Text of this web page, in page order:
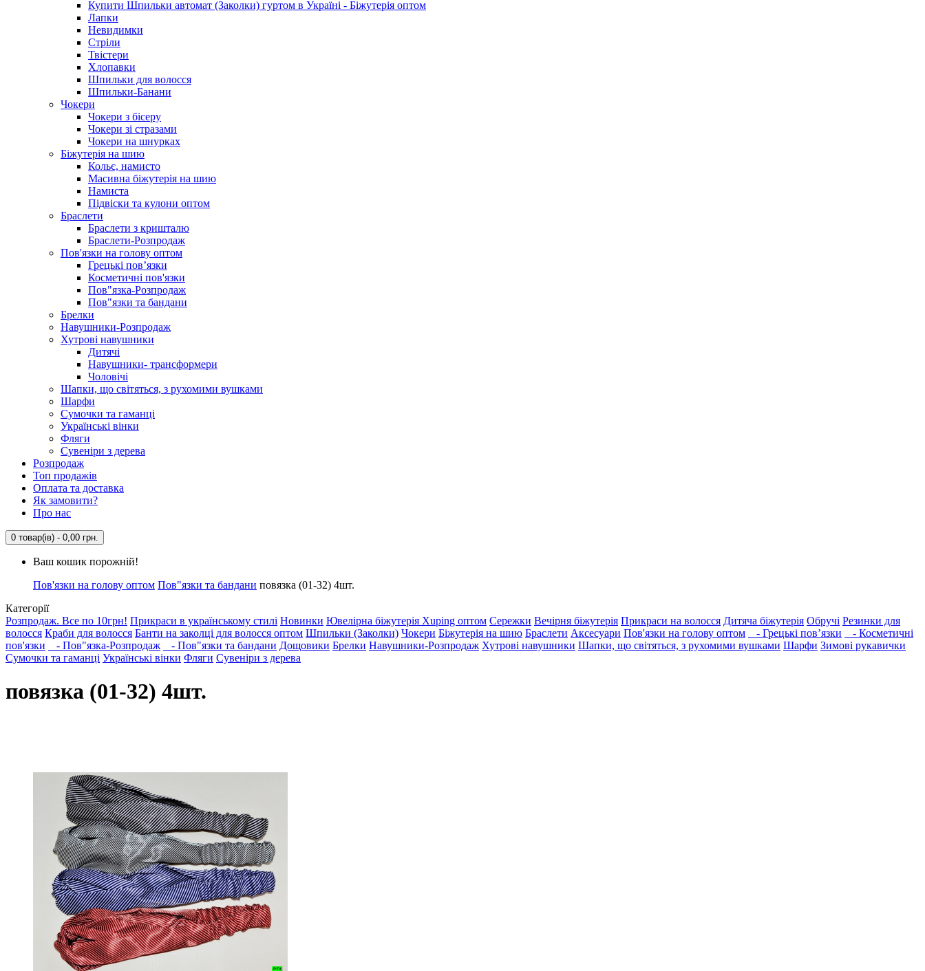
Купити Шпильки автомат (Заколки) гуртом в Україні - Біжутерія оптом
Лапки
Невидимки
Стріли
Твістери
Хлопавки
Шпильки для волосся
Шпильки-Банани
Чокери
Чокери з бісеру
Чокери зі стразами
Чокери на шнурках
Біжутерія на шию
Кольє, намисто
Масивна біжутерія на шию
Намиста
Підвіски та кулони оптом
Браслети
Браслети з кришталю
Браслети-Розпродаж
Пов'язки на голову оптом
Грецькі пов’язки
Косметичні пов'язки
Пов"язка-Розпродаж
Пов"язки та бандани
Брелки
Навушники-Розпродаж
Хутрові навушники
Дитячі
Навушники- трансформери
Чоловічі
Шапки, що світяться, з рухомими вушками
Шарфи
Сумочки та гаманці
Українські вінки
Фляги
Сувеніри з дерева
Розпродаж
Топ продажів
Оплата та доставка
Як замовити?
Про нас
0 товар(ів) - 0,00 грн.
Ваш кошик порожній!
Пов'язки на голову оптом Пов"язки та бандани повязка (01-32) 4шт.
Категорії
Розпродаж. Все по 10грн! Прикраси в українському стилі Новинки Ювелірна біжутерія Xuping оптом Сережки Вечірня біжутерія Прикраси на волосся Дитяча біжутерія Обручі Резинки для
волосся Краби для волосся Банти на заколці для волосся оптом Шпильки (Заколки) Чокери Біжутерія на шию Браслети Аксесуари Пов'язки на голову оптом - Грецькі пов’язки
- Косметичні
пов'язки
- Пов"язка-Розпродаж - Пов"язки та бандани Дощовики Брелки Навушники-Розпродаж Хутрові навушники Шапки, що світяться, з рухомими вушками Шарфи Зимові рукавички
Сумочки та гаманці Українські вінки Фляги Сувеніри з дерева
повязка (01-32) 4шт.